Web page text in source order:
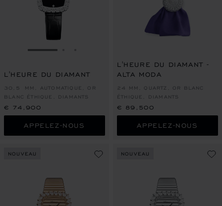
ALLER À LA DIAPOSITIVE 1
L'HEURE DU DIAMANT
30,5 MM, AUTOMATIQUE, OR
BLANC ÉTHIQUE, DIAMANTS
€ 74,900
APPELEZ-NOUS
L'HEURE DU DIAMANT -
ALTA MODA
24 MM, QUARTZ, OR BLANC
ÉTHIQUE, DIAMANTS
€ 89,500
APPELEZ-NOUS
NOUVEAU NOUVEAU